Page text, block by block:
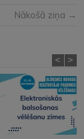
Nākošā ziņa →
< >